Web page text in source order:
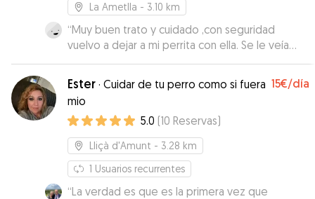
La Ametlla - 3.10 km
“Muy buen trato y cuidado ,con seguridad
vuelvo a dejar a mi perrita con ella. Se le veía
contenta, muchas gracias”
Ester · Cuidar de tu perro como si fuera
mio
15€/día
5.0 (10 Reservas)
Lliçà d'Amunt - 3.28 km
1 Usuarios recurrentes
“La verdad es que es la primera vez que